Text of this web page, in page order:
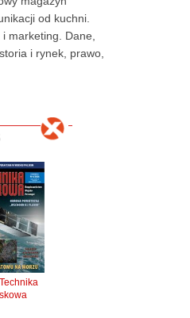
od kuchni.
marketing. Dane,
i rynek, prawo,